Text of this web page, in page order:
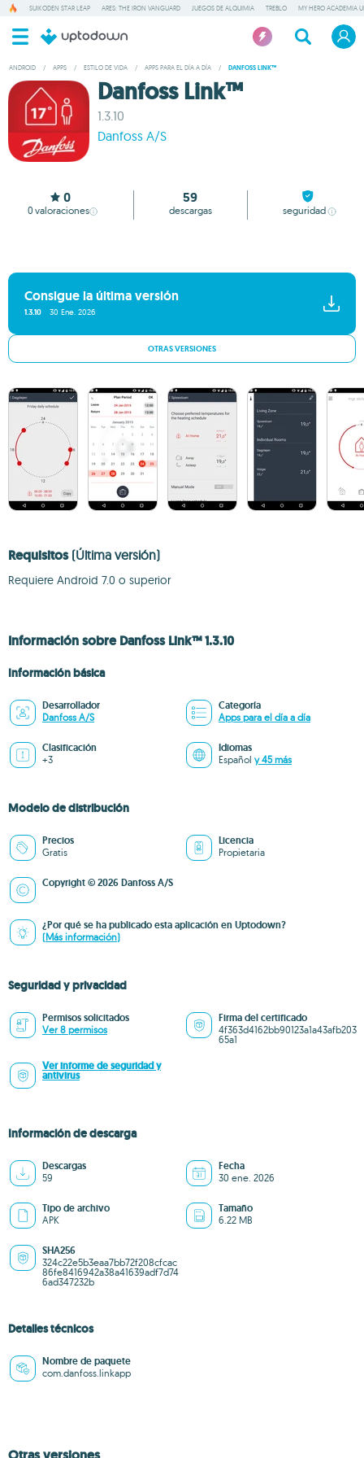
SUIKODEN STAR LEAP ARES: THE IRON VANGUARD JUEGOS DE ALQUIMIA TREBLO MY HERO ACADEMIA
ANDROID / APPS / ESTILO DE VIDA / APPS PARA EL DÍA A DÍA / DANFOSS LINK™
Danfoss Link™
1.3.10
Danfoss A/S
0
0 valoraciones
59
descargas seguridad
Consigue la última versión
1.3.10 30 Ene. 2026
OTRAS VERSIONES
Requisitos (Última versión)
Requiere Android 7.0 o superior
Información sobre Danfoss Link™ 1.3.10
Información básica
Desarrollador
Danfoss A/S
Categoría
Apps para el día a día
Clasificación
+3
Idiomas
Español y 45 más
Modelo de distribución
Precios
Gratis
Licencia
Propietaria
Copyright © 2026 Danfoss A/S
¿Por qué se ha publicado esta aplicación en Uptodown?
(Más información)
Seguridad y privacidad
Permisos solicitados
Ver 8 permisos
Firma del certificado
4f363d4162bb90123a1a43afb203
65a1
Ver informe de seguridad y
antivirus
Información de descarga
Descargas
59
Fecha
30 ene. 2026
Tipo de archivo
APK
Tamaño
6.22 MB
SHA256
324c22e5b3eaa7bb72f208cfcac
86fe8416942a38a41639adf7d74
6ad347232b
Detalles técnicos
Nombre de paquete
com.danfoss.linkapp